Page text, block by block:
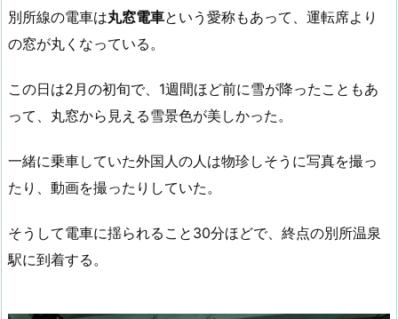
別所線の電車は丸窓電車という愛称もあって、運転席より
の窓が丸くなっている。
この日は2月の初旬で、1週間ほど前に雪が降ったこともあ
って、丸窓から見える雪景色が美しかった。
一緒に乗車していた外国人の人は物珍しそうに写真を撮っ
たり、動画を撮ったりしていた。
そうして電車に揺られること30分ほどで、終点の別所温泉
駅に到着する。